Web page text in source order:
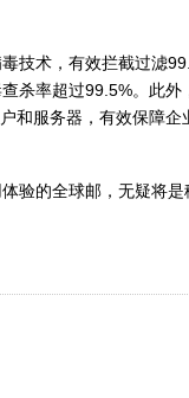
术，有效拦截过滤
杀率超过99.5%。此外
和服务器，有效保障企
的全球邮，无疑将是